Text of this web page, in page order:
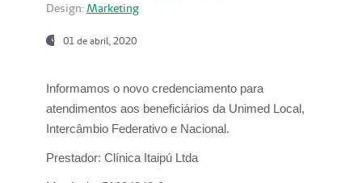
Design: Marketing
01 de abril, 2020
Informamos o novo credenciamento para
atendimentos aos beneficiários da Unimed Local,
Intercâmbio Federativo e Nacional.
Prestador: Clínica Itaipú Ltda